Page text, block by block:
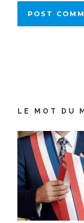
LE MOT DU